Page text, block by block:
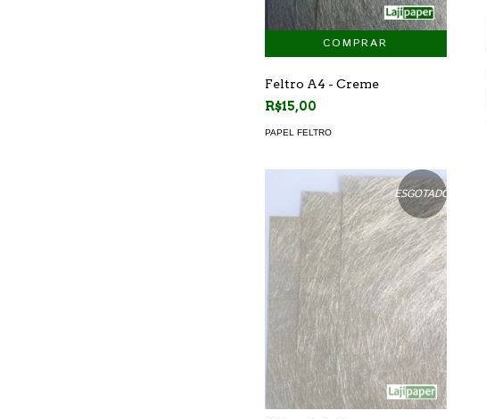
Feltro A4 - Creme
R$15,00
PAPEL FELTRO
ESGOTADO